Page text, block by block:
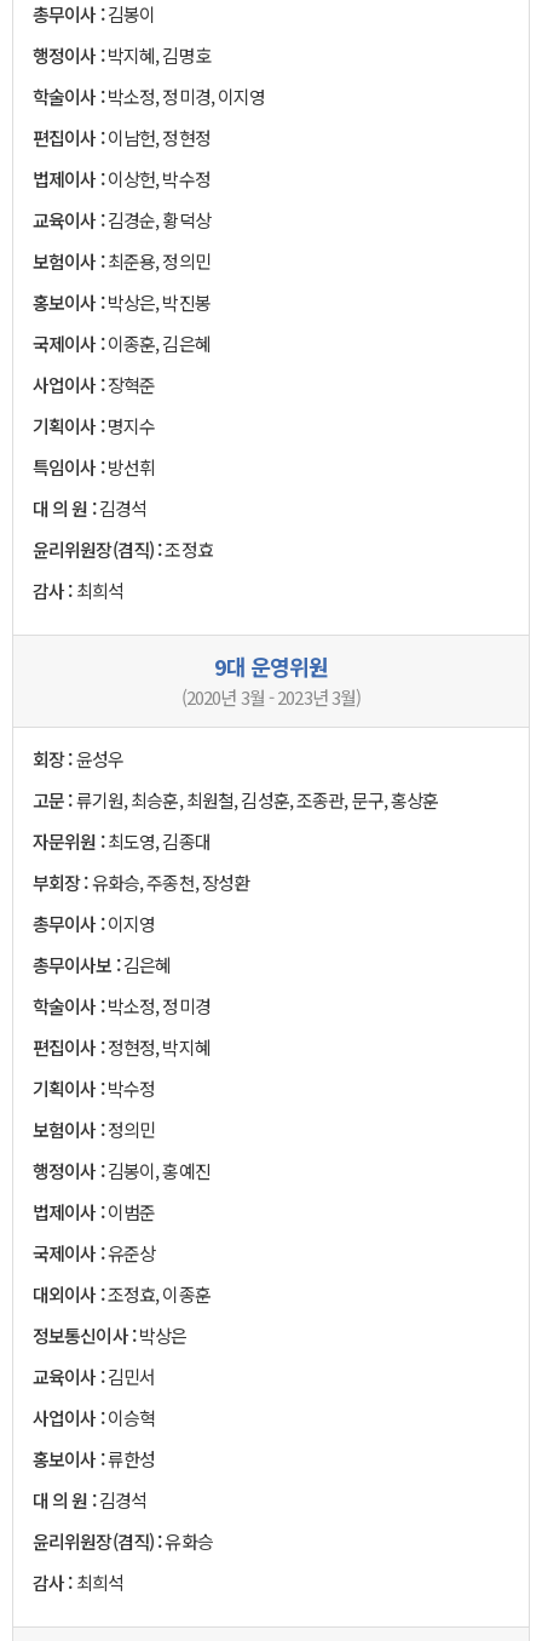
총무이사 :김봉이
행정이사 :박지혜, 김명호
학술이사 :박소정, 정미경, 이지영
편집이사 :이남헌, 정현정
법제이사 :이상헌, 박수정
교육이사 :김경순, 황덕상
보험이사 :최준용, 정의민
홍보이사 :박상은, 박진봉
국제이사 :이종훈, 김은혜
사업이사 :장혁준
기획이사 :명지수
특임이사 :방선휘
대 의 원 :김경석
윤리위원장(겸직) :조정효
감사 :최희석
9대 운영위원
(2020년 3월 - 2023년 3월)
회장 :윤성우
고문 :류기원, 최승훈, 최원철, 김성훈, 조종관, 문구, 홍상훈
자문위원 :최도영, 김종대
부회장 :유화승, 주종천, 장성환
총무이사 :이지영
총무이사보 :김은혜
학술이사 :박소정, 정미경
편집이사 :정현정, 박지혜
기획이사 :박수정
보험이사 :정의민
행정이사 :김봉이, 홍예진
법제이사 :이범준
국제이사 :유준상
대외이사 :조정효, 이종훈
정보통신이사 :박상은
교육이사 :김민서
사업이사 :이승혁
홍보이사 :류한성
대 의 원 :김경석
윤리위원장(겸직) :유화승
감사 :최희석